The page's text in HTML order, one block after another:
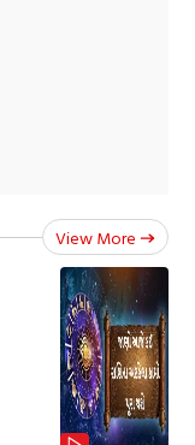
View More